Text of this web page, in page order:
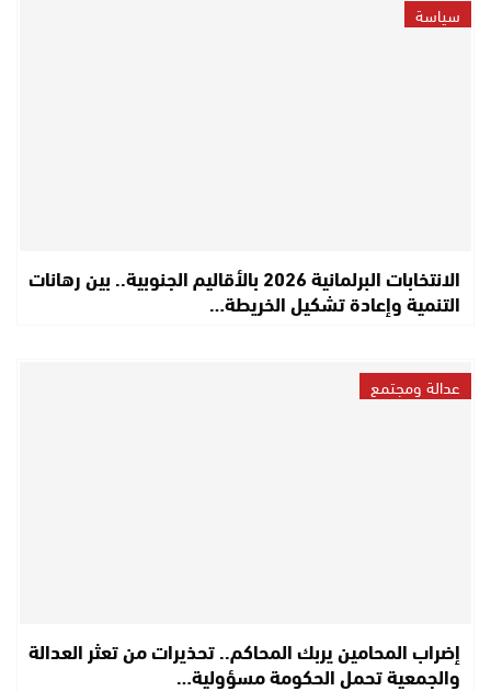
سياسة
الانتخابات البرلمانية 2026 بالأقاليم الجنوبية.. بين رهانات
التنمية وإعادة تشكيل الخريطة…
عدالة ومجتمع
إضراب المحامين يربك المحاكم.. تحذيرات من تعثر العدالة
والجمعية تحمل الحكومة مسؤولية…